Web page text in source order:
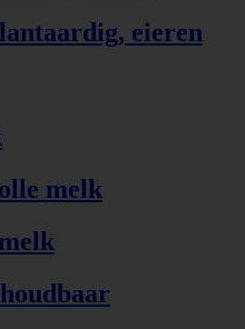
eieren
melk